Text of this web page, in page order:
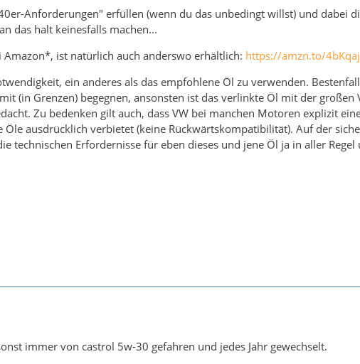
Anforderungen" erfüllen (wenn du das unbedingt willst) und dabei
das halt keinesfalls machen...
ist natürlich auch anderswo erhältlich: https://amzn.to/
ein anderes als das empfohlene Öl zu verwenden.
(in Grenzen) begegnen, ansonsten ist das verlinkte Öl mit der
Zu bedenken gilt auch, dass VW bei manchen Motoren explizit
ausdrücklich verbietet (keine Rückwärtskompatibilität). Auf der
technischen Erfordernisse für eben dieses und jene Öl ja in aller
immer von castrol 5w-30 gefahren und jedes Jahr gewechselt.